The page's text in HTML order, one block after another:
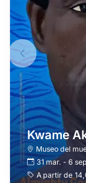
Kwame
Museo del
31 mar. -6
A partir de